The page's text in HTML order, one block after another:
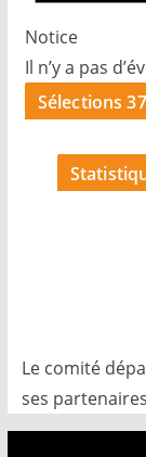
Notice
Il n’y a pas
Sélections 37
Le comité
ses